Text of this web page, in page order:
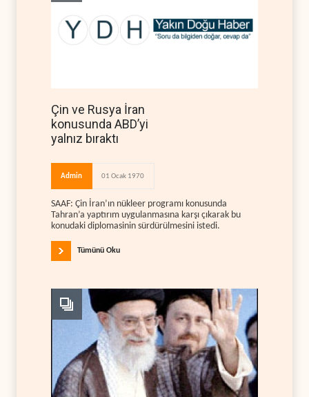
Çin ve Rusya İran
konusunda ABD’yi
yalnız bıraktı
Admin 01 Ocak 1970
SAAF: Çin İran’ın nükleer programı konusunda
Tahran’a yaptırım uygulanmasına karşı çıkarak bu
konudaki diplomasinin sürdürülmesini istedi.
Tümünü Oku